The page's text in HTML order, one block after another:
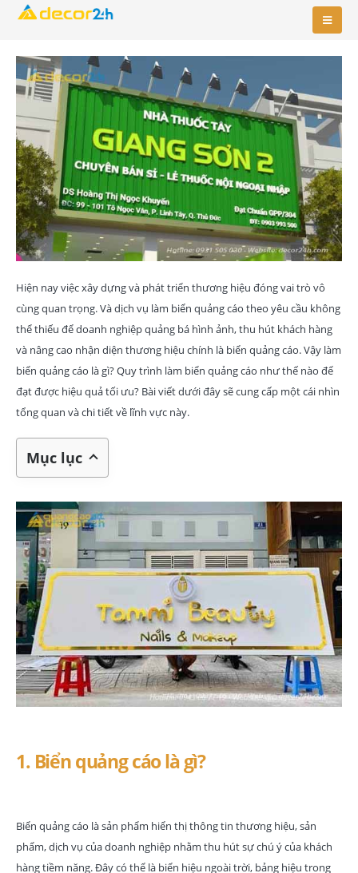
Hiện nay việc xây dựng và phát triển thương hiệu đóng vai trò vô
cùng quan trọng. Và dịch vụ làm biển quảng cáo theo yêu cầu không
thể thiếu để doanh nghiệp quảng bá hình ảnh, thu hút khách hàng
và nâng cao nhận diện thương hiệu chính là biển quảng cáo. Vậy làm
biển quảng cáo là gì? Quy trình làm biển quảng cáo như thế nào để
đạt được hiệu quả tối ưu? Bài viết dưới đây sẽ cung cấp một cái nhìn
tổng quan và chi tiết về lĩnh vực này.
Mục lục
1. Biển quảng cáo là gì?
Biển quảng cáo là sản phẩm hiển thị thông tin thương hiệu, sản
phẩm, dịch vụ của doanh nghiệp nhằm thu hút sự chú ý của khách
hàng tiềm năng. Đây có thể là biển hiệu ngoài trời, bảng hiệu trong